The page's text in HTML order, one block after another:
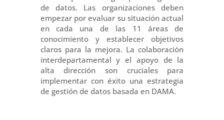
de datos. Las organizaciones deben
empezar por evaluar su situación actual
en cada una de las 11 áreas de
conocimiento y establecer objetivos
claros para la mejora. La colaboración
interdepartamental y el apoyo de la
alta dirección son cruciales para
implementar con éxito una estrategia
de gestión de datos basada en DAMA.